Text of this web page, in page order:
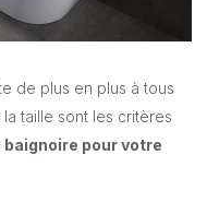
de plus en plus à tous
taille sont les critères
baignoire pour votre